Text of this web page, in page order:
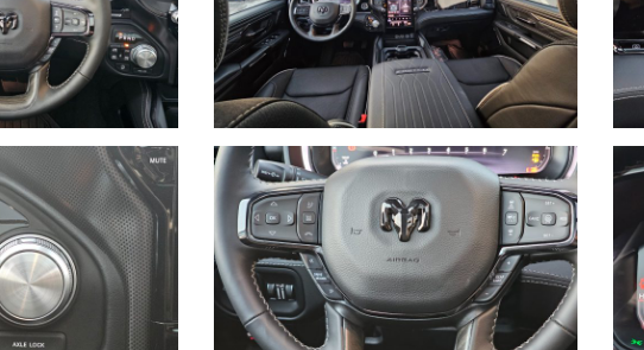
ruota di scorta sotto il cassone
elettrico, Hard Top)
parafanghi allargati, valvole di scarico, accessoristica originale Mopar ed
VALORE A NUOVO FINO A 60 MESI, Pacchetti manutenzione
547cv, TUNGSTEN, RHO e in VARIE COLORAZIONI